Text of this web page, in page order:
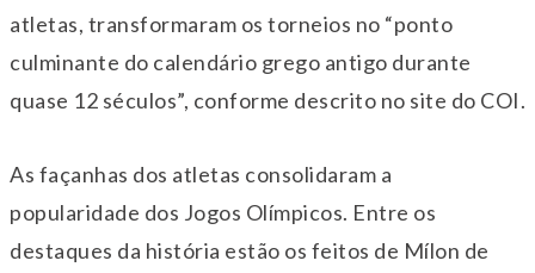
atletas, transformaram os torneios no “ponto
culminante do calendário grego antigo durante
quase 12 séculos”, conforme descrito no site do COI.
As façanhas dos atletas consolidaram a
popularidade dos Jogos Olímpicos. Entre os
destaques da história estão os feitos de Mílon de